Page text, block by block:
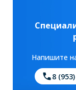
Напишите
8